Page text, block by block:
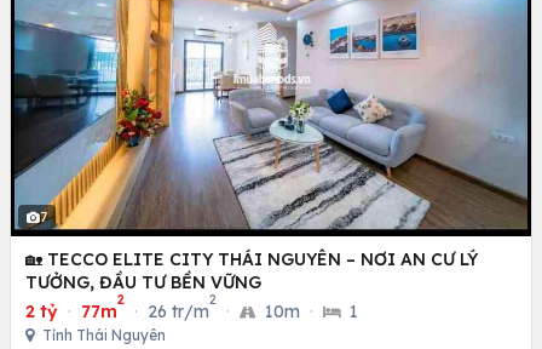
7
🏡 TECCO ELITE CITY THÁI NGUYÊN – NƠI AN CƯ LÝ
TƯỞNG, ĐẦU TƯ BỀN VỮNG
2 tỷ · 77m
2
· 26 tr/m
2
· 10m · 1
Tỉnh Thái Nguyên